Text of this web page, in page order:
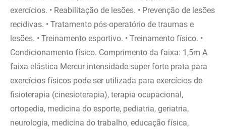
exercícios. • Reabilitação de lesões. • Prevenção de lesões
recidivas. • Tratamento pós-operatório de traumas e
lesões. • Treinamento esportivo. • Treinamento físico. •
Condicionamento físico. Comprimento da faixa: 1,5m A
faixa elástica Mercur intensidade super forte prata para
exercícios físicos pode ser utilizada para exercícios de
fisioterapia (cinesioterapia), terapia ocupacional,
ortopedia, medicina do esporte, pediatria, geriatria,
neurologia, medicina do trabalho, educação física,